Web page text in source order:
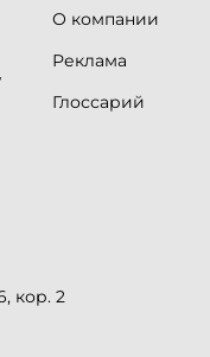
О компании
Реклама
Глоссарий
кор. 2